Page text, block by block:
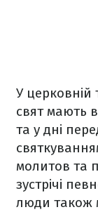
У церковній
свят мають
та у дні
молитов та
зустрічі
люди також